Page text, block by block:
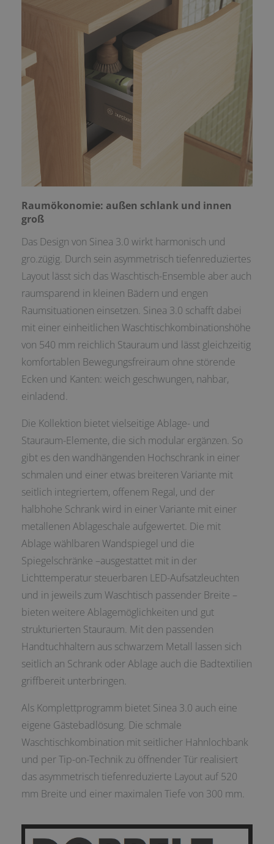
Raumökonomie: außen schlank und innen
groß
Das Design von Sinea 3.0 wirkt harmonisch und
gro.zügig. Durch sein asymmetrisch tiefenreduziertes
Layout lässt sich das Waschtisch-Ensemble aber auch
raumsparend in kleinen Bädern und engen
Raumsituationen einsetzen. Sinea 3.0 schafft dabei
mit einer einheitlichen Waschtischkombinationshöhe
von 540 mm reichlich Stauraum und lässt gleichzeitig
komfortablen Bewegungsfreiraum ohne störende
Ecken und Kanten: weich geschwungen, nahbar,
einladend.
Die Kollektion bietet vielseitige Ablage- und
Stauraum-Elemente, die sich modular ergänzen. So
gibt es den wandhängenden Hochschrank in einer
schmalen und einer etwas breiteren Variante mit
seitlich integriertem, offenem Regal, und der
halbhohe Schrank wird in einer Variante mit einer
metallenen Ablageschale aufgewertet. Die mit
Ablage wählbaren Wandspiegel und die
Spiegelschränke –ausgestattet mit in der
Lichttemperatur steuerbaren LED-Aufsatzleuchten
und in jeweils zum Waschtisch passender Breite –
bieten weitere Ablagemöglichkeiten und gut
strukturierten Stauraum. Mit den passenden
Handtuchhaltern aus schwarzem Metall lassen sich
seitlich an Schrank oder Ablage auch die Badtextilien
griffbereit unterbringen.
Als Komplettprogramm bietet Sinea 3.0 auch eine
eigene Gästebadlösung. Die schmale
Waschtischkombination mit seitlicher Hahnlochbank
und per Tip-on-Technik zu öffnender Tür realisiert
das asymmetrisch tiefenreduzierte Layout auf 520
mm Breite und einer maximalen Tiefe von 300 mm.